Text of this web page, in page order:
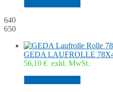
640
650
GEDA LAUFROLLE
56,10 € exkl. MwSt.